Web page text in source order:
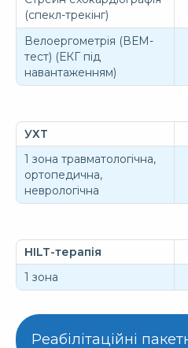
(спекл-трекінг)
Велоергометрія (ВЕМ-
тест) (ЕКГ під
навантаженням)
УХТ
1 зона травматологічна,
ортопедична,
неврологічна
HILT-терапія
1 зона
Реабілітаційні